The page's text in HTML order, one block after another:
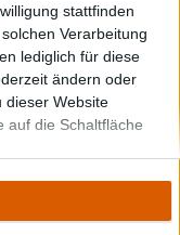
stattfinden
Verarbeitung
lediglich für diese
ändern oder
dieser Website
auf die Schaltfläche